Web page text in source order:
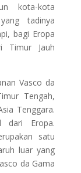
kota-kota
tadinya
bagi Eropa
Timur Jauh
Vasco da
Tengah,
Tenggara.
dari Eropa.
satu
luar yang
da Gama